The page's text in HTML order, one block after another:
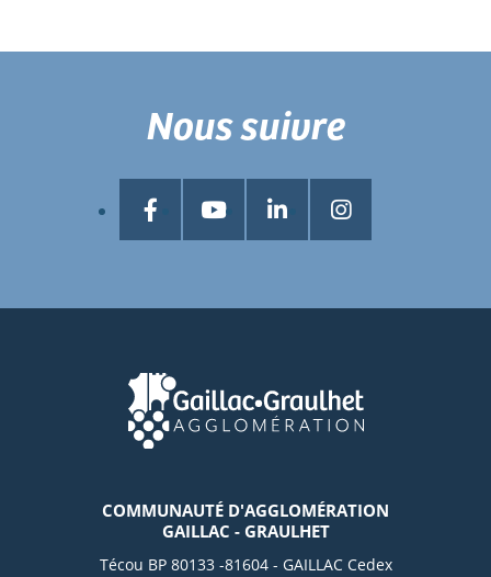
COMMUNAUTÉ D'AGGLOMÉRATION
GAILLAC - GRAULHET
Técou BP 80133 -81604 - GAILLAC Cedex
Nous suivre